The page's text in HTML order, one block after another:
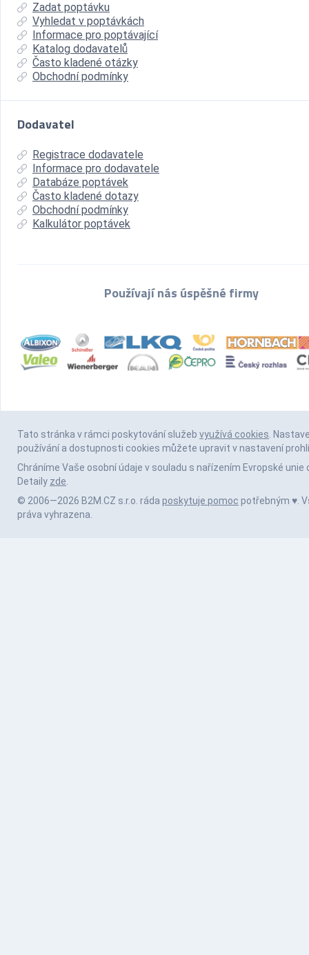
Zadat poptávku
Vyhledat v poptávkách
Informace pro poptávající
Katalog dodavatelů
Často kladené otázky
Obchodní podmínky
Dodavatel
Registrace dodavatele
Informace pro dodavatele
Databáze poptávek
Často kladené dotazy
Obchodní podmínky
Kalkulátor poptávek
Používají nás úspěšné firmy
Tato stránka v rámci poskytování služeb využívá cookies.
používání a dostupnosti cookies můžete upravit v nastavení
Chráníme Vaše osobní údaje v souladu s nařízením Evropské unie
Detaily zde.
© 2006—2026 B2M.CZ s.r.o. ráda poskytuje pomoc potřebným ♥️.
práva vyhrazena.